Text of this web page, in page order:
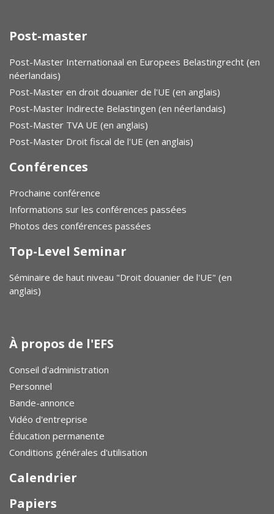
Post-master
Post-Master Internationaal en Europees Belastingrecht (en
néerlandais)
Post-Master en droit douanier de l'UE (en anglais)
Post-Master Indirecte Belastingen (en néerlandais)
Post-Master TVA UE (en anglais)
Post-Master Droit fiscal de l'UE (en anglais)
Conférences
Prochaine conférence
Informations sur les conférences passées
Photos des conférences passées
Top-Level Seminar
Séminaire de haut niveau "Droit douanier de l'UE" (en
anglais)
À propos de l'EFS
Conseil d'administration
Personnel
Bande-annonce
Vidéo d'entreprise
Éducation permanente
Conditions générales d'utilisation
Calendrier
Papiers